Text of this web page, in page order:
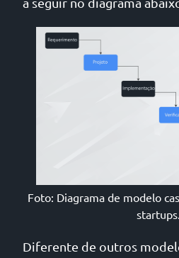
Foto: Diagrama de modelo
startups.
Diferente de outros